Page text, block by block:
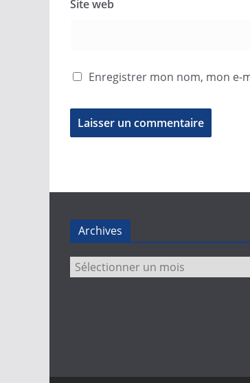
Site web
Enregistrer mon nom, mon e-
Archives
Archives